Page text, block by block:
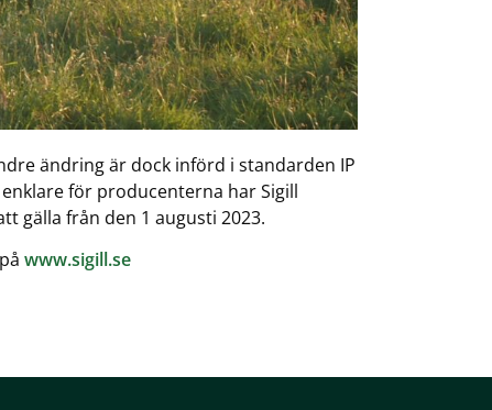
ändring är dock införd i standarden IP
för producenterna har Sigill
gälla från den 1 augusti 2023.
www.sigill.se